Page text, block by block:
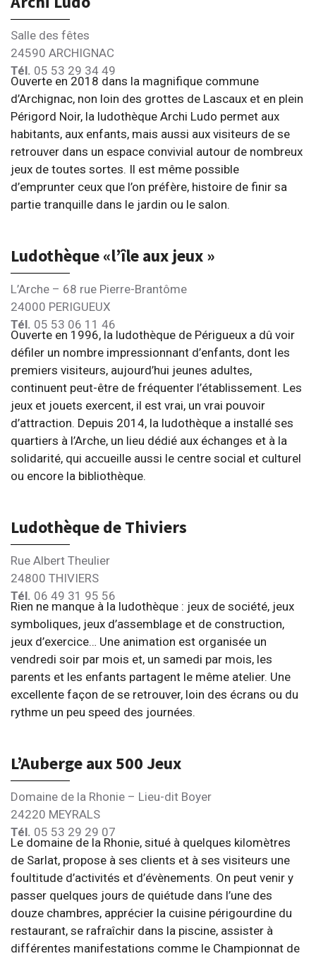
Salle des fêtes
24590 ARCHIGNAC
Tél. 05 53 29 34 49
Ouverte en 2018 dans la magnifique commune
d’Archignac, non loin des grottes de Lascaux et en plein
Périgord Noir, la ludothèque Archi Ludo permet aux
habitants, aux enfants, mais aussi aux visiteurs de se
retrouver dans un espace convivial autour de nombreux
jeux de toutes sortes. Il est même possible
d’emprunter ceux que l’on préfère, histoire de finir sa
partie tranquille dans le jardin ou le salon.
Ludothèque «l’île aux jeux »
L’Arche – 68 rue Pierre-Brantôme
24000 PERIGUEUX
Tél. 05 53 06 11 46
Ouverte en 1996, la ludothèque de Périgueux a dû voir
défiler un nombre impressionnant d’enfants, dont les
premiers visiteurs, aujourd’hui jeunes adultes,
continuent peut-être de fréquenter l’établissement. Les
jeux et jouets exercent, il est vrai, un vrai pouvoir
d’attraction. Depuis 2014, la ludothèque a installé ses
quartiers à l’Arche, un lieu dédié aux échanges et à la
solidarité, qui accueille aussi le centre social et culturel
ou encore la bibliothèque.
Ludothèque de Thiviers
Rue Albert Theulier
24800 THIVIERS
Tél. 06 49 31 95 56
Rien ne manque à la ludothèque : jeux de société, jeux
symboliques, jeux d’assemblage et de construction,
jeux d’exercice… Une animation est organisée un
vendredi soir par mois et, un samedi par mois, les
parents et les enfants partagent le même atelier. Une
excellente façon de se retrouver, loin des écrans ou du
rythme un peu speed des journées.
L’Auberge aux 500 Jeux
Domaine de la Rhonie – Lieu-dit Boyer
24220 MEYRALS
Tél. 05 53 29 29 07
Le domaine de la Rhonie, situé à quelques kilomètres
de Sarlat, propose à ses clients et à ses visiteurs une
foultitude d’activités et d’évènements. On peut venir y
passer quelques jours de quiétude dans l’une des
douze chambres, apprécier la cuisine périgourdine du
restaurant, se rafraîchir dans la piscine, assister à
différentes manifestations comme le Championnat de